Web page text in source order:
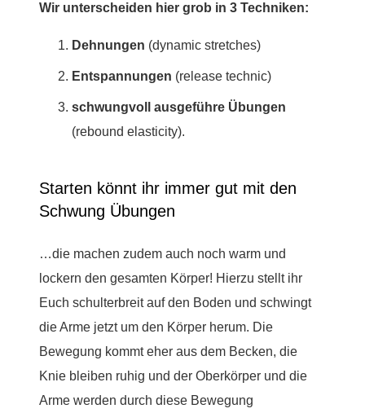
Wir unterscheiden hier grob in 3 Techniken:
Dehnungen (dynamic stretches)
Entspannungen (release technic)
schwungvoll ausgeführe Übungen
(rebound elasticity).
Starten könnt ihr immer gut mit den
Schwung Übungen
…die machen zudem auch noch warm und
lockern den gesamten Körper! Hierzu stellt ihr
Euch schulterbreit auf den Boden und schwingt
die Arme jetzt um den Körper herum. Die
Bewegung kommt eher aus dem Becken, die
Knie bleiben ruhig und der Oberkörper und die
Arme werden durch diese Bewegung